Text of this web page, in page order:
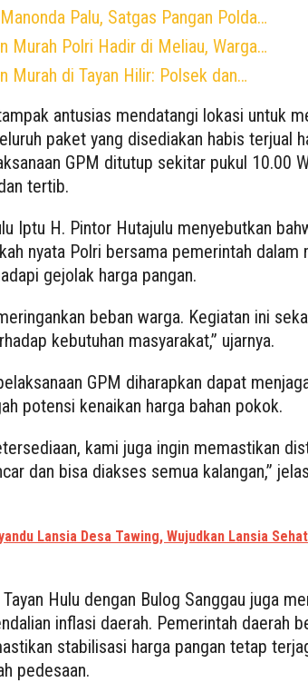
Palu, Satgas Pangan Polda…
Murah Polri Hadir di Meliau, Warga…
Murah di Tayan Hilir: Polsek dan…
antusias mendatangi lokasi untuk
paket yang disediakan habis terjual
GPM ditutup sekitar pukul 10.00
tertib.
Iptu H. Pintor Hutajulu menyebutkan
nyata Polri bersama pemerintah dalam
gejolak harga pangan.
beban warga. Kegiatan ini
kebutuhan masyarakat,” ujarnya.
GPM diharapkan dapat
potensi kenaikan harga bahan pokok.
kami juga ingin memastikan
dan bisa diakses semua kalangan,”
Lansia Desa Tawing, Wujudkan Lansia Sehat
Hulu dengan Bulog Sanggau juga
inflasi daerah. Pemerintah daerah
stabilisasi harga pangan tetap
pedesaan.